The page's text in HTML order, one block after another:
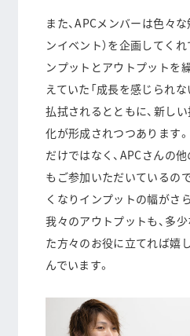
また、APCメンバーは色々
ンイベント）を企画してく
ンプットとアウトプットを
えていた「成長を感じられ
払拭されるとともに、 新し
化が形成されつつあります
だけではなく、APCさんの
もご参加いただいているの
くなりインプットの幅がさ
我々のアウトプットも、多
た方々のお役に立てれば嬉
んでいます。